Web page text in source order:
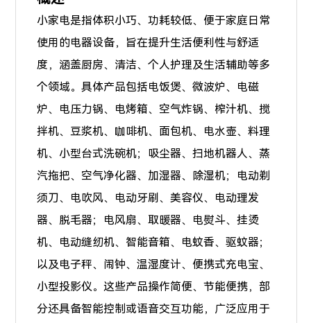
小家电是指体积小巧、功耗较低、便于家庭日常
使用的电器设备，旨在提升生活便利性与舒适
度，涵盖厨房、清洁、个人护理及生活辅助等多
个领域。具体产品包括电饭煲、微波炉、电磁
炉、电压力锅、电烤箱、空气炸锅、榨汁机、搅
拌机、豆浆机、咖啡机、面包机、电水壶、料理
机、小型台式洗碗机；吸尘器、扫地机器人、蒸
汽拖把、空气净化器、加湿器、除湿机；电动剃
须刀、电吹风、电动牙刷、美容仪、电动理发
器、脱毛器；电风扇、取暖器、电熨斗、挂烫
机、电动缝纫机、智能音箱、电蚊香、驱蚊器；
以及电子秤、闹钟、温湿度计、便携式充电宝、
小型投影仪。这些产品操作简便、节能便携，部
分还具备智能控制或语音交互功能，广泛应用于